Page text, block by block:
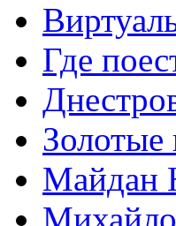
Где
Золотые
Майдан